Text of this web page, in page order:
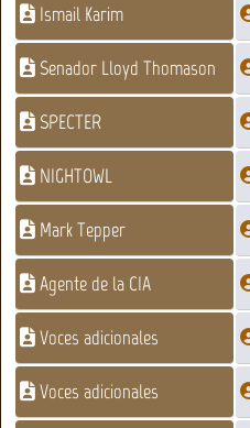
Ismail Karim
Senador Lloyd Thomason
SPECTER
NIGHTOWL
Mark Tepper
Agente de la CIA
Voces adicionales
Voces adicionales